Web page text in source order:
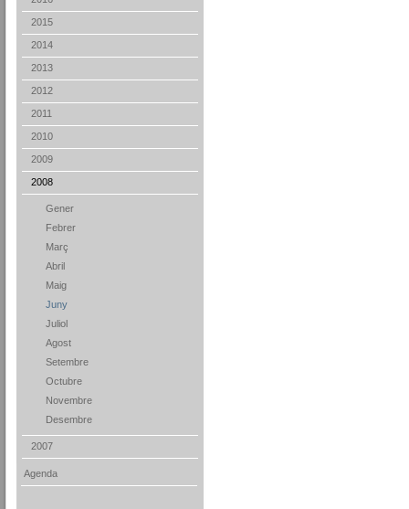
2015
2014
2013
2012
2011
2010
2009
2008
Gener
Febrer
Març
Abril
Maig
Juny
Juliol
Agost
Setembre
Octubre
Novembre
Desembre
2007
Agenda